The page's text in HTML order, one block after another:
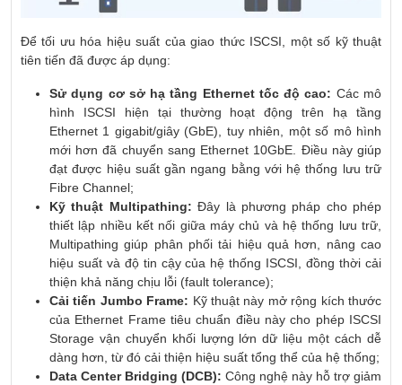
Để tối ưu hóa hiệu suất của giao thức ISCSI, một số kỹ thuật
tiên tiến đã được áp dụng:
Sử dụng cơ sở hạ tầng Ethernet tốc độ cao: Các mô
hình ISCSI hiện tại thường hoạt động trên hạ tầng
Ethernet 1 gigabit/giây (GbE), tuy nhiên, một số mô hình
mới hơn đã chuyển sang Ethernet 10GbE. Điều này giúp
đạt được hiệu suất gần ngang bằng với hệ thống lưu trữ
Fibre Channel;
Kỹ thuật Multipathing: Đây là phương pháp cho phép
thiết lập nhiều kết nối giữa máy chủ và hệ thống lưu trữ,
Multipathing giúp phân phối tải hiệu quả hơn, nâng cao
hiệu suất và độ tin cậy của hệ thống ISCSI, đồng thời cải
thiện khả năng chịu lỗi (fault tolerance);
Cải tiến Jumbo Frame: Kỹ thuật này mở rộng kích thước
của Ethernet Frame tiêu chuẩn điều này cho phép ISCSI
Storage vận chuyển khối lượng lớn dữ liệu một cách dễ
dàng hơn, từ đó cải thiện hiệu suất tổng thể của hệ thống;
Data Center Bridging (DCB): Công nghệ này hỗ trợ giảm